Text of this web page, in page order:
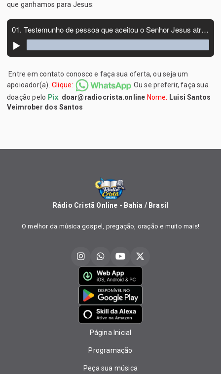
que ganhamos para Jesus:
Entre em contato conosco e faça sua oferta, ou seja um
apoioador(a). Clique:
Ou se preferir, faça sua
doação pelo Pix: doar@radiocrista.online Nome: Luisi Santos
Veimrober dos Santos
Rádio Cristã Online - Bahia / Brasil
O melhor da música gospel, pregação, oração e muito mais!
Página Inicial
Programação
Peça sua música